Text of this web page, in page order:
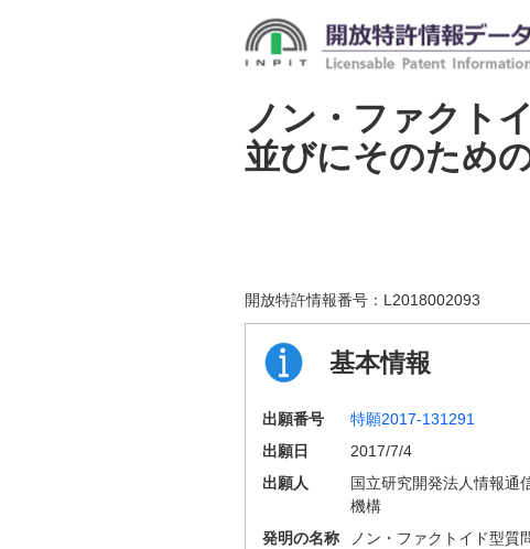
ノン・ファクト
並びにそのため
開放特許情報番号： L2018002093
基本情報
出願番号 特願2017-131291
出願日
2017/7/4
出願人
国立研究開発法人情報通
機構
発明の名称 ノン・ファクトイド型質